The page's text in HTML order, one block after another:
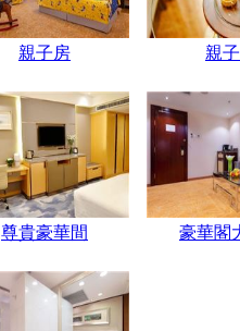
親子房 親
尊貴豪華間 豪華閣